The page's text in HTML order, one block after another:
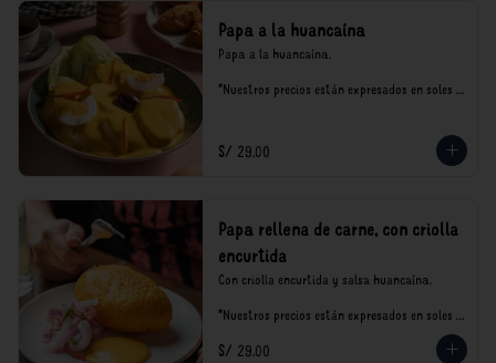
Papa a la huancaína
Papa a la huancaína.
*Nuestros precios están expresados en soles e
S/ 29.00
Papa rellena de carne, con criolla
encurtida
Con criolla encurtida y salsa huancaína.
*Nuestros precios están expresados en soles e
consumo.
S/ 29.00